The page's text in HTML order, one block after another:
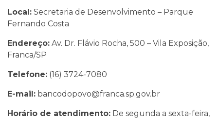
Local: Secretaria de Desenvolvimento – Parque
Fernando Costa
Endereço: Av. Dr. Flávio Rocha, 500 – Vila Exposição,
Franca/SP
Telefone: (16) 3724-7080
E-mail: bancodopovo@franca.sp.gov.br
Horário de atendimento: De segunda a sexta-feira,